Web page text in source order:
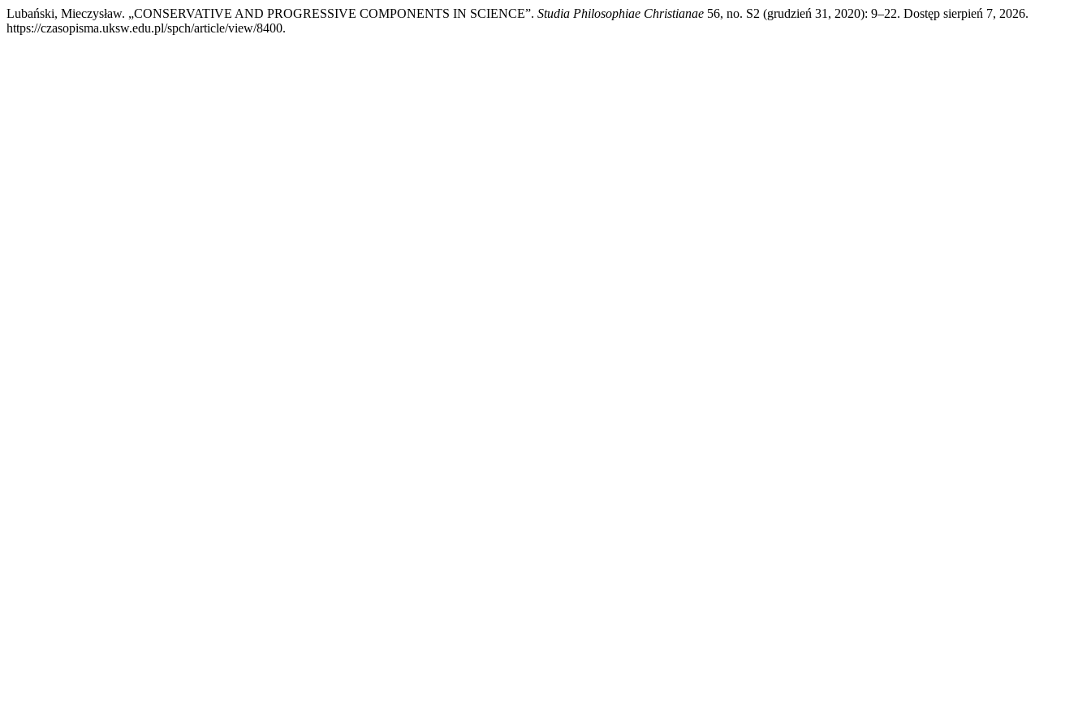
Lubański, Mieczysław. „CONSERVATIVE AND PROGRESSIVE COMPONENTS IN SCIENCE”. Studia Philosophiae Christianae 56, no. S2 (grudzień 31, 2020): 9–22. Dostęp sierpień 7, 2026.
https://czasopisma.uksw.edu.pl/spch/article/view/8400.